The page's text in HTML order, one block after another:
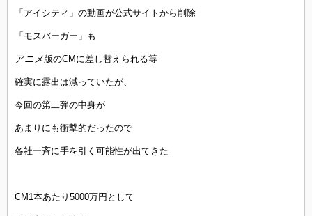
「アイシティ」の動画が公式サイトから削除
「モスバーガー」も
アニメ版のCMに差し替えられる等
確実に露出は減っていたが、
今回の第二弾の中身が
あまりにも衝撃的だったので
各社一斉に手を引く可能性が出てきた
CM1本あたり5000万円として